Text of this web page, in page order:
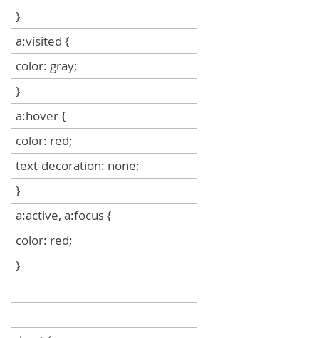
}
a:visited {
color: gray;
}
a:hover {
color: red;
text-decoration: none;
}
a:active, a:focus {
color: red;
}